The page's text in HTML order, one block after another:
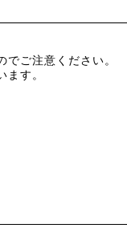
ご注意ください。
す。